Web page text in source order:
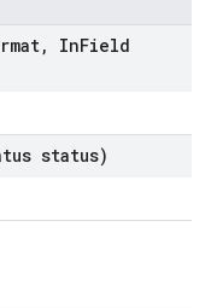
, InField
status)